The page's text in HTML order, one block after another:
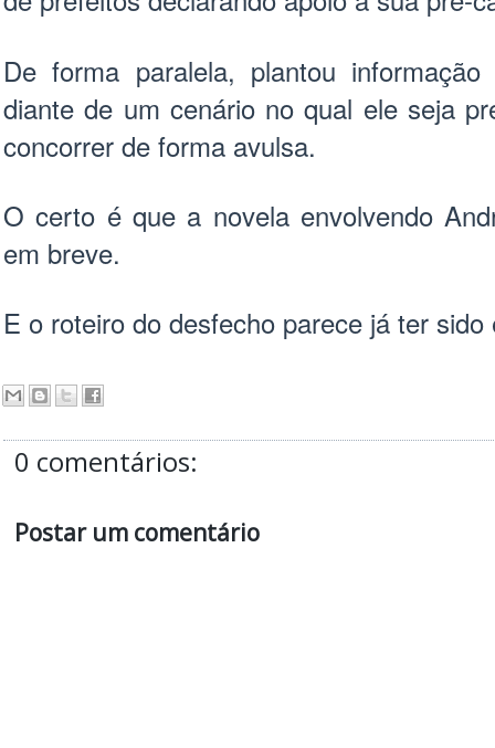
De forma paralela, plantou
diante de um cenário no qual ele seja
concorrer de forma avulsa.
O certo é que a novela envolvendo
em breve.
E o roteiro do desfecho parece já ter sido
0 comentários:
Postar um comentário